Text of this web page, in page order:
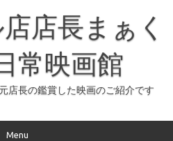
店長まぁく
常映画館
店長の鑑賞した映画のご紹介です
Menu